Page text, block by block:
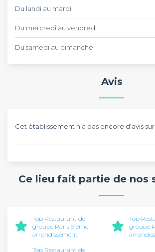
Du lundi au mardi
Du mercredi au vendredi
Du samedi au dimanche
Avis
Cet établissement n'a pas encore d'avis sur
Ce lieu fait partie de nos
Top Restaurant de
groupe Paris 9 ème
arrondissement
Top
groupe
Top Restaurant de